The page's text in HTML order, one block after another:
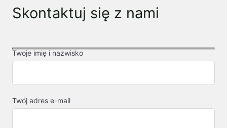
Skontaktuj się z nami
Twoje imię i nazwisko
Twój adres e-mail